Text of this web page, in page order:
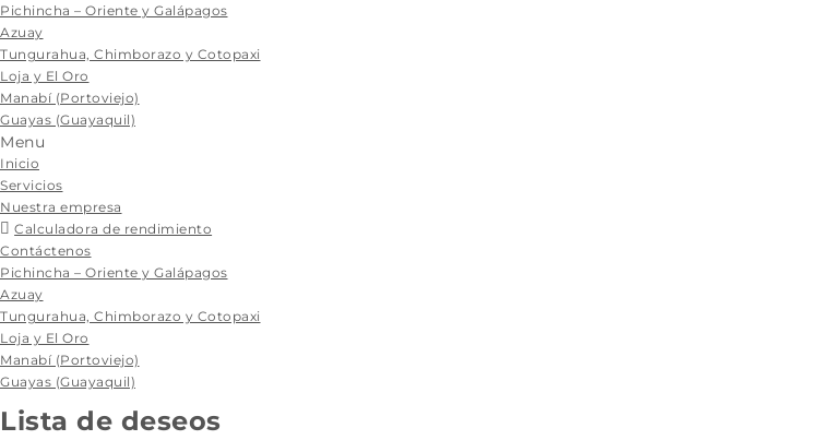
Pichincha – Oriente y Galápagos
Azuay
Tungurahua, Chimborazo y Cotopaxi
Loja y El Oro
Manabí (Portoviejo)
Guayas (Guayaquil)
Menu
Inicio
Servicios
Nuestra empresa
Calculadora de rendimiento
Contáctenos
Pichincha – Oriente y Galápagos
Azuay
Tungurahua, Chimborazo y Cotopaxi
Loja y El Oro
Manabí (Portoviejo)
Guayas (Guayaquil)
Lista de deseos